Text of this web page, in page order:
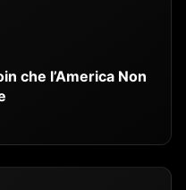
che l’America Non